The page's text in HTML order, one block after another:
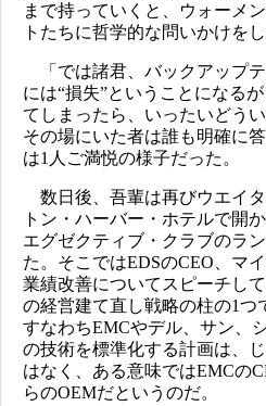
まで持っていくと、ウォーメ
トたちに哲学的な問いかけを
「では諸君、バックアップ
には“損失”ということになる
てしまったら、いったいどう
その場にいた者は誰も明確に
は1人ご満悦の様子だった。
数日後、吾輩は再びウエイ
トン・ハーバー・ホテルで開
エグゼクティブ・クラブのラ
た。そこではEDSのCEO、マ
業績改善についてスピーチし
の経営建て直し戦略の柱の1つ
すなわちEMCやデル、サン、
の技術を標準化する計画は、
はなく、ある意味ではEMCの
らのOEMだというのだ。